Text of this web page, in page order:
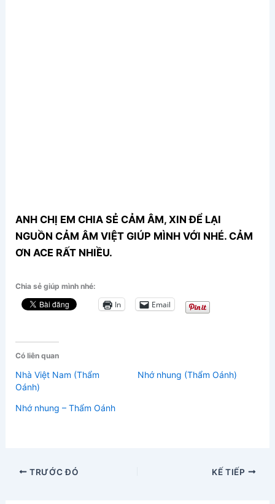
ANH CHỊ EM CHIA SẺ CẢM ÂM, XIN ĐỂ LẠI
NGUỒN CẢM ÂM VIỆT GIÚP MÌNH VỚI NHÉ. CẢM
ƠN ACE RẤT NHIỀU.
Chia sẻ giúp mình nhé:
In Email
Có liên quan
Nhà Việt Nam (Thẩm
Oánh)
Nhớ nhung (Thẩm Oánh)
Nhớ nhung – Thẩm Oánh
TRƯỚC ĐÓ KẾ TIẾP